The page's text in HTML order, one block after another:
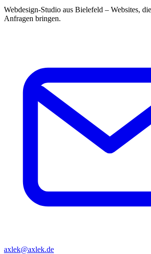
Webdesign-Studio aus Bielefeld – Websites,
Anfragen bringen.
axlek@axlek.de